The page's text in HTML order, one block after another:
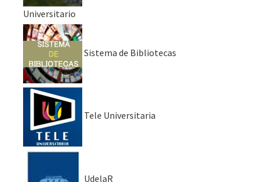
Universitario
Sistema de Bibliotecas
Tele Universitaria
UdelaR